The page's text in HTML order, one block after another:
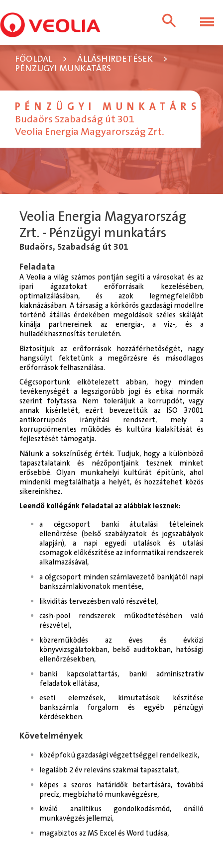
FŐOLDAL > ÁLLÁSHIRDETÉSEK
>
PÉNZÜGYI MUNKATÁRS
PÉNZÜGYI MUNKATÁRS
Budaörs Szabadság út 301
Veolia Energia Magyarország Zrt.
Veolia Energia Magyarország
Zrt. - Pénzügyi munkatárs
Budaörs, Szabadság út 301
Feladata
A Veolia a világ számos pontján segíti a városokat és az
ipari ágazatokat erőforrásaik kezelésében,
optimalizálásában, és azok legmegfelelőbb
kiaknázásában. A társaság a körkörös gazdasági modellre
történő átállás érdekében megoldások széles skáláját
kínálja partnereinek az energia-, a víz-, és a
hulladékhasznosítás területén.
Biztosítjuk az erőforrások hozzáférhetőségét, nagy
hangsúlyt fektetünk a megőrzésre és másodlagos
erőforrások felhasználása.
Cégcsoportunk elkötelezett abban, hogy minden
tevékenységét a legszigorúbb jogi és etikai normák
szerint folytassa. Nem toleráljuk a korrupciót, vagy
annak kísérletét, ezért bevezettük az ISO 37001
antikorrupciós irányítási rendszert, mely a
korrupciómentes működés és kultúra kialakítását és
fejlesztését támogatja.
Nálunk a sokszínűség érték. Tudjuk, hogy a különböző
tapasztalataink és nézőpontjaink tesznek minket
erősebbé. Olyan munkahelyi kultúrát építünk, ahol
mindenki megtalálhatja a helyét, és hozzátehet közös
sikereinkhez.
Leendő kollégánk feladatai az alábbiak lesznek:
a cégcsoport banki átutalási tételeinek
ellenőrzése (belső szabályzatok és jogszabályok
alapján), a napi egyedi utalások és utalási
csomagok előkészítése az informatikai rendszerek
alkalmazásával,
a cégcsoport minden számlavezető bankjától napi
bankszámlakivonatok mentése,
likviditás tervezésben való részvétel,
cash-pool rendszerek működtetésében való
részvétel,
közreműködés az éves és évközi
könyvvizsgálatokban, belső auditokban, hatósági
ellenőrzésekben,
banki kapcsolattartás, banki adminisztratív
feladatok ellátása,
eseti elemzések, kimutatások készítése
bankszámla forgalom és egyéb pénzügyi
kérdésekben.
Követelmények
középfokú gazdasági végzettséggel rendelkezik,
legalább 2 év releváns szakmai tapasztalat,
képes a szoros határidők betartására, továbbá
precíz, megbízható munkavégzésre,
kiváló analitikus gondolkodásmód, önálló
munkavégzés jellemzi,
magabiztos az MS Excel és Word tudása,